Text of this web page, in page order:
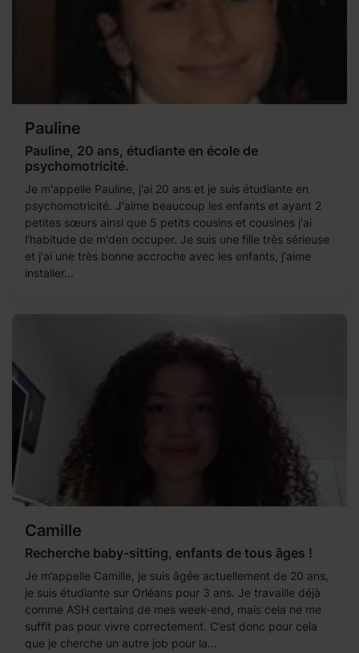
Pauline
Pauline, 20 ans, étudiante en école de
psychomotricité.
Je m'appelle Pauline, j'ai 20 ans et je suis étudiante en
psychomotricité. J'aime beaucoup les enfants et ayant 2
petites sœurs ainsi que 5 petits cousins et cousines j'ai
l'habitude de m'den occuper. Je suis une fille très sérieuse
et j'ai une très bonne accroche avec les enfants, j'aime
installer...
Camille
Recherche baby-sitting, enfants de tous âges !
Je m’appelle Camille, je suis âgée actuellement de 20 ans,
je suis étudiante sur Orléans pour 3 ans. Je travaille déjà
comme ASH certains de mes week-end, mais cela ne me
suffit pas pour vivre correctement. C’est donc pour cela
que je cherche un autre job pour la...